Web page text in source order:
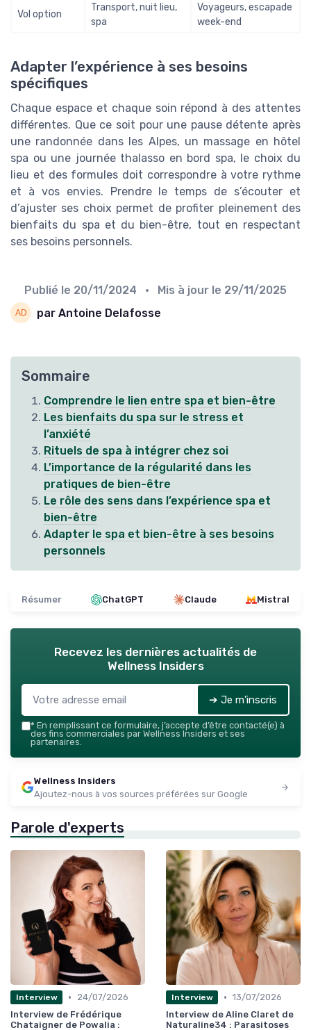
Vol option
Transport, nuit lieu,
spa
Voyageurs, escapade
week-end
Adapter l’expérience à ses besoins
spécifiques
Chaque espace et chaque soin répond à des attentes
différentes. Que ce soit pour une pause détente après
une randonnée dans les Alpes, un massage en hôtel
spa ou une journée thalasso en bord spa, le choix du
lieu et des formules doit correspondre à votre rythme
et à vos envies. Prendre le temps de s’écouter et
d’ajuster ses choix permet de profiter pleinement des
bienfaits du spa et du bien-être, tout en respectant
ses besoins personnels.
Publié le 20/11/2024 • Mis à jour le 29/11/2025
par Antoine Delafosse
Sommaire
Comprendre le lien entre spa et bien-être
Les bienfaits du spa sur le stress et
l’anxiété
Rituels de spa à intégrer chez soi
L’importance de la régularité dans les
pratiques de bien-être
Le rôle des sens dans l’expérience spa et
bien-être
Adapter le spa et bien-être à ses besoins
personnels
Résumer ChatGPT Claude Mistral
Recevez les dernières actualités de
Wellness Insiders
➔ Je m'inscris
* En remplissant ce formulaire, j’accepte d’être contacté(e) à
des fins commerciales par Wellness Insiders et ses
partenaires.
Wellness Insiders
Ajoutez-nous à vos sources préférées sur Google
Parole d'experts
Interview •
24/07/2026
Interview de Frédérique
Chataigner de Powalia :
Interview • 13/07/2026
Interview de Aline Claret de
Naturaline34 : Parasitoses